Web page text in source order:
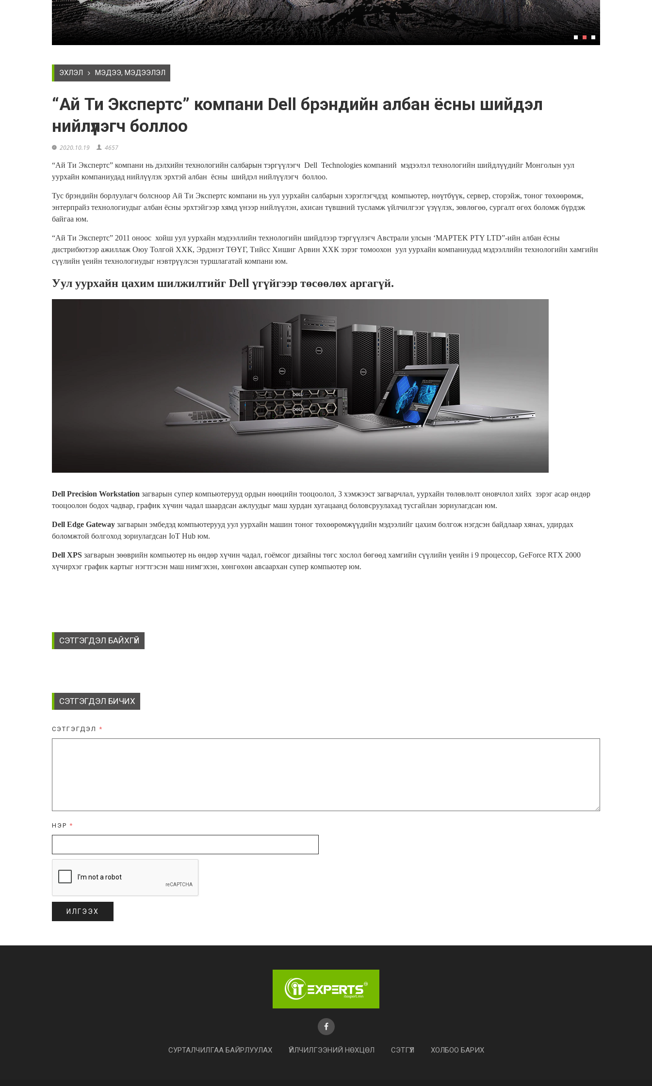
ЭХЛЭЛ МЭДЭЭ, МЭДЭЭЛЭЛ
“Ай Ти Экспертс” компани Dell брэндийн албан ёсны шийдэл
нийлүүлэгч боллоо
2020.10.19 4657
“Ай Ти Экспертс” компани нь дэлхийн технологийн салбарын тэргүүлэгч Dell Technologies компаний мэдээлэл технологийн шийдлүүдийг Монголын уул
уурхайн компаниудад нийлүүлэх эрхтэй албан ёсны шийдэл нийлүүлэгч боллоо.
Тус брэндийн борлуулагч болсноор Ай Ти Экспертс компани нь уул уурхайн салбарын хэрэглэгчдэд компьютер, нөүтбүүк, сервер, сторэйж, тоног төхөөрөмж,
энтерпрайз технологиудыг албан ёсны эрхтэйгээр хямд үнээр нийлүүлэн, ахисан түвшний тусламж үйлчилгээг үзүүлэх, зөвлөгөө, сургалт өгөх боломж бүрдэж
байгаа юм.
“Ай Ти Экспертс” 2011 оноос хойш уул уурхaйн мэдээллийн технологийн шийдлээр тэргүүлэгч Австрали улсын ‘MAPTEK PTY LTD”-ийн албан ёсны
дистрибютээр ажиллаж Оюу Толгой ХХК, Эрдэнэт ТӨҮГ, Тийсс Хишиг Арвин ХХК зэрэг томоохон уул уурхайн компаниудад мэдээллийн технологийн хамгийн
сүүлийн үеийн технологиудыг нэвтрүүлсэн туршлагатай компани юм.
Уул уурхайн цахим шилжилтийг Dell үгүйгээр төсөөлөх аргагүй.
Dell Precision Workstation загварын супер компьютерууд ордын нөөцийн тооцоолол, 3 хэмжээст загварчлал, уурхайн төлөвлөлт оновчлол хийх зэрэг асар өндөр
тооцоолон бодох чадвар, график хүчин чадал шаардсан ажлуудыг маш хурдан хугацаанд боловсруулахад тусгайлан зориулагдсан юм.
Dell Edge Gateway загварын эмбедэд компьютерууд уул уурхайн машин тоног төхөөрөмжүүдийн мэдээлийг цахим болгож нэгдсэн байдлаар хянах, удирдах
боломжтой болгоход зориулагдсан IoT Hub юм.
Dell XPS загварын зөөврийн компьютер нь өндөр хүчин чадал, гоёмсог дизайны төгс хослол бөгөөд хамгийн сүүлийн үеийн i 9 процессор, GeForce RTX 2000
хүчирхэг график картыг нэгтгэсэн маш нимгэхэн, хөнгөхөн авсаархан супер компьютер юм.
СЭТГЭГДЭЛ БАЙХГҮЙ
СЭТГЭГДЭЛ БИЧИХ
СЭТГЭГДЭЛ *
НЭР *
СУРТАЛЧИЛГАА БАЙРЛУУЛАХ ҮЙЛЧИЛГЭЭНИЙ НӨХЦӨЛ СЭТГҮҮЛ ХОЛБОО БАРИХ